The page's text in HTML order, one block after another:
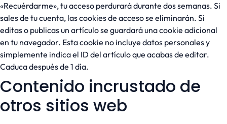
«Recuérdarme», tu acceso perdurará durante dos semanas. Si
sales de tu cuenta, las cookies de acceso se eliminarán. Si
editas o publicas un artículo se guardará una cookie adicional
en tu navegador. Esta cookie no incluye datos personales y
simplemente indica el ID del artículo que acabas de editar.
Caduca después de 1 día.
Contenido incrustado de
otros sitios web